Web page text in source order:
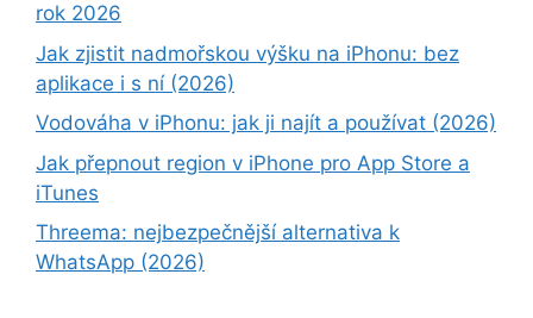
rok 2026
Jak zjistit nadmořskou výšku na iPhonu: bez
aplikace i s ní (2026)
Vodováha v iPhonu: jak ji najít a používat (2026)
Jak přepnout region v iPhone pro App Store a
iTunes
Threema: nejbezpečnější alternativa k
WhatsApp (2026)